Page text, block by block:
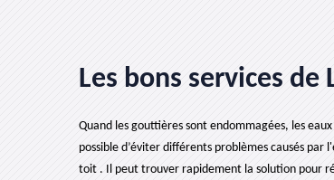
Les bons services
Quand les gouttières sont endommagées, les
possible d’éviter différents problèmes causés
toit . Il peut trouver rapidement la solution pour